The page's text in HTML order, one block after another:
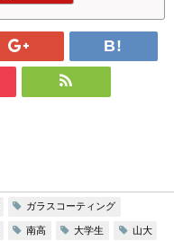
ガラスコーティング
南高 大学生 山大